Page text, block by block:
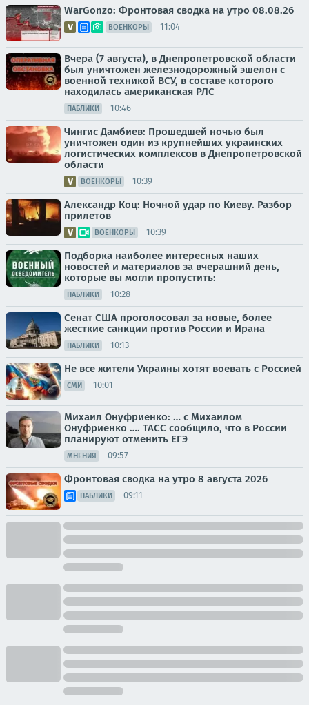
WarGonzo: Фронтовая сводка на утро 08.08.26
ВОЕНКОРЫ 11:04
Вчера (7 августа), в Днепропетровской области
был уничтожен железнодорожный эшелон с
военной техникой ВСУ, в составе которого
находилась американская РЛС
ПАБЛИКИ 10:46
Чингис Дамбиев: Прошедшей ночью был
уничтожен один из крупнейших украинских
логистических комплексов в Днепропетровской
области
ВОЕНКОРЫ 10:39
Александр Коц: Ночной удар по Киеву. Разбор
прилетов
ВОЕНКОРЫ 10:39
Подборка наиболее интересных наших
новостей и материалов за вчерашний день,
которые вы могли пропустить:
ПАБЛИКИ 10:28
Сенат США проголосовал за новые, более
жесткие санкции против России и Ирана
ПАБЛИКИ 10:13
Не все жители Украины хотят воевать с Россией
СМИ 10:01
Михаил Онуфриенко: … с Михаилом
Онуфриенко …. ТАСС сообщило, что в России
планируют отменить ЕГЭ
МНЕНИЯ 09:57
Фронтовая сводка на утро 8 августа 2026
ПАБЛИКИ 09:11